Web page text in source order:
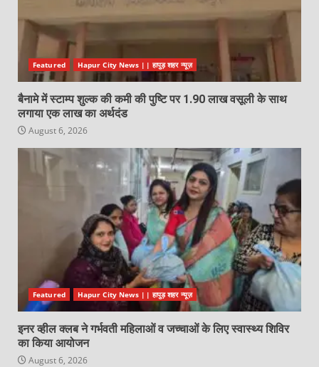
Featured Hapur City News || हापुड़ शहर न्यूज़
बैनामे में स्टाम्प शुल्क की कमी की पुष्टि पर 1.90 लाख वसूली के साथ
लगाया एक लाख का अर्थदंड
August 6, 2026
Featured Hapur City News || हापुड़ शहर न्यूज़
इनर व्हील क्लब ने गर्भवती महिलाओं व जच्चाओं के लिए स्वास्थ्य शिविर
का किया आयोजन
August 6, 2026